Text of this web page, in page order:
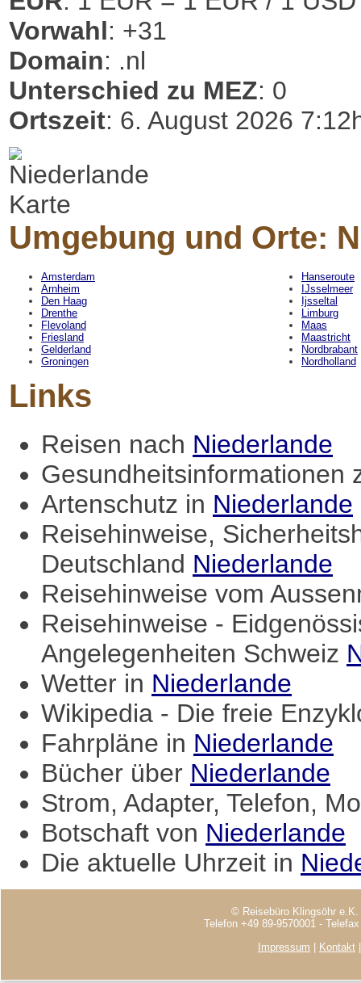
Vorwahl: +31
Domain: .nl
Unterschied zu MEZ: 0
Ortszeit: 6. August 2026
Umgebung und Orte:
Amsterdam
Arnheim
Den Haag
Drenthe
Flevoland
Friesland
Gelderland
Groningen
Hanseroute
IJsselmeer
Ijsseltal
Limburg
Maas
Maastricht
Nordbrabant
Nordholland
Links
Reisen nach Niederlande
Gesundheitsinformationen
Artenschutz in Niederlande
Reisehinweise,
Deutschland Niederlande
Reisehinweise vom
Reisehinweise -
Angelegenheiten Schweiz
Wetter in Niederlande
Wikipedia - Die freie
Fahrpläne in Niederlande
Bücher über Niederlande
Strom, Adapter, Telefon,
Botschaft von Niederlande
Die aktuelle Uhrzeit in
© Reisebüro Klingsöhr
Telefon +49 89-9570001 -
Impressum | Kontakt